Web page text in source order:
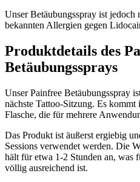
Unser Betäubungsspray ist jedoch
bekannten Allergien gegen
Produktdetails des
Betäubungssprays
Unser Painfree Betäubungsspray
nächste Tattoo-Sitzung. Es
Flasche, die für mehrere
Das Produkt ist äußerst ergiebig
Sessions verwendet werden. Die
hält für etwa 1-2 Stunden an, was
völlig ausreichend ist.